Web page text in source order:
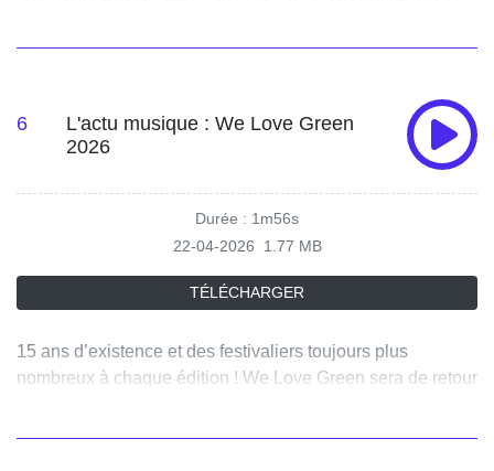
6
L'actu musique : We Love Green
2026
Durée : 1m56s
22-04-2026
1.77 MB
TÉLÉCHARGER
15 ans d’existence et des festivaliers toujours plus
nombreux à chaque édition ! We Love Green sera de retour